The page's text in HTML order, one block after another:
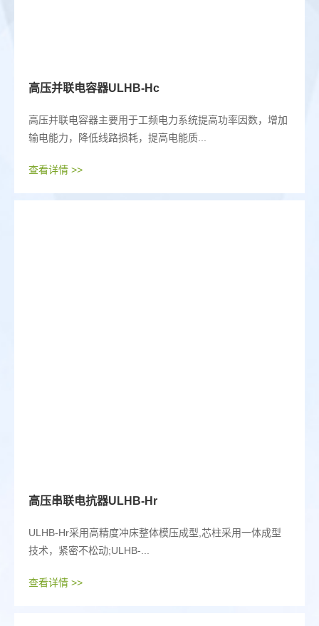
高压并联电容器ULHB-Hc
高压并联电容器主要用于工频电力系统提高功率因数，增加
输电能力，降低线路损耗，提高电能质...
查看详情 >>
高压串联电抗器ULHB-Hr
ULHB-Hr采用高精度冲床整体模压成型,芯柱采用一体成型
技术，紧密不松动;ULHB-...
查看详情 >>